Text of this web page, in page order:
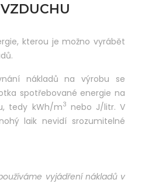
kterou je možno vyrábět
nákladů na výrobu se
spotřebované energie na
tedy kWh/m3 nebo J/litr. V
laik nevidí srozumitelné
vyjádření nákladů v